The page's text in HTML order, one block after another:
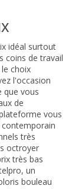
idéal surtout
coins de travail
choix
l'occasion
que vous
de
vous
très
octroyer
très bas
un
bouleau